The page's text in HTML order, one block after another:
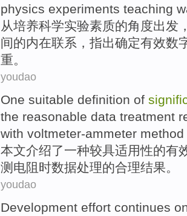
physics experiments teaching
从培养科学实验素质的角度出发
间的内在联系 ，指出确定有效数
重。
youdao
One suitable definition of
the reasonable data treatment
with voltmeter-ammeter method
本文介绍了一种较具适用性的有
测 电阻 时数据处理的合理结果。
youdao
Development effort continues